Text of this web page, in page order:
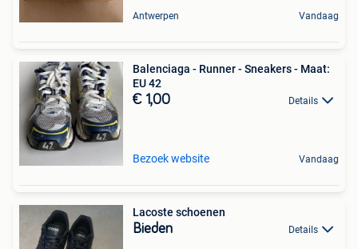
Antwerpen Vandaag
Balenciaga - Runner - Sneakers - Maat:
EU 42
€ 1,00 Details
Bezoek website Vandaag
Lacoste schoenen
Bieden Details